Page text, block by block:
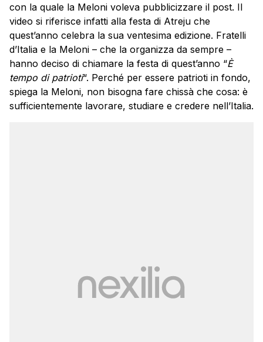
con la quale la Meloni voleva pubblicizzare il post. Il
video si riferisce infatti alla festa di Atreju che
quest’anno celebra la sua ventesima edizione. Fratelli
d’Italia e la Meloni – che la organizza da sempre –
hanno deciso di chiamare la festa di quest’anno “È
tempo di patrioti“. Perché per essere patrioti in fondo,
spiega la Meloni, non bisogna fare chissà che cosa: è
sufficientemente lavorare, studiare e credere nell’Italia.